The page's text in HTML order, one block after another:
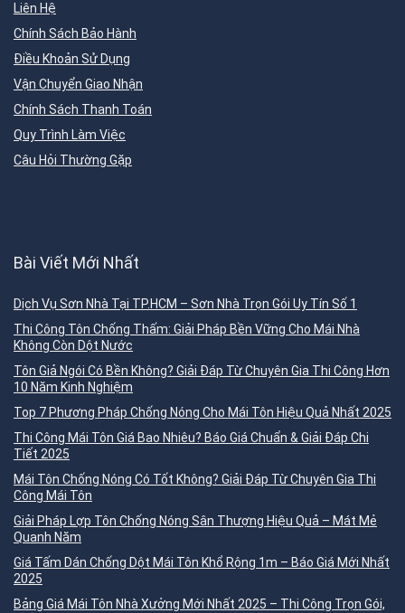
Liên Hệ
Chính Sách Bảo Hành
Điều Khoản Sử Dụng
Vận Chuyển Giao Nhận
Chính Sách Thanh Toán
Quy Trình Làm Việc
Câu Hỏi Thường Gặp
Bài Viết Mới Nhất
Dịch Vụ Sơn Nhà Tại TP.HCM – Sơn Nhà Trọn Gói Uy Tín Số 1
Thi Công Tôn Chống Thấm: Giải Pháp Bền Vững Cho Mái Nhà
Không Còn Dột Nước
Tôn Giả Ngói Có Bền Không? Giải Đáp Từ Chuyên Gia Thi Công Hơn
10 Năm Kinh Nghiệm
Top 7 Phương Pháp Chống Nóng Cho Mái Tôn Hiệu Quả Nhất 2025
Thi Công Mái Tôn Giá Bao Nhiêu? Báo Giá Chuẩn & Giải Đáp Chi
Tiết 2025
Mái Tôn Chống Nóng Có Tốt Không? Giải Đáp Từ Chuyên Gia Thi
Công Mái Tôn
Giải Pháp Lợp Tôn Chống Nóng Sân Thượng Hiệu Quả – Mát Mẻ
Quanh Năm
Giá Tấm Dán Chống Dột Mái Tôn Khổ Rộng 1m – Báo Giá Mới Nhất
2025
Bảng Giá Mái Tôn Nhà Xưởng Mới Nhất 2025 – Thi Công Trọn Gói,